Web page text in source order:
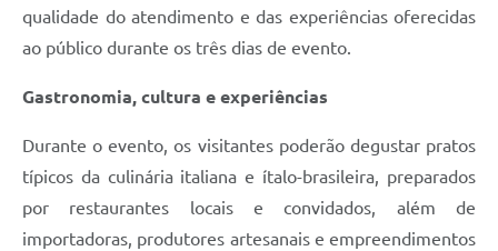
qualidade do atendimento e das experiências oferecidas
ao público durante os três dias de evento.
Gastronomia, cultura e experiências
Durante o evento, os visitantes poderão degustar pratos
típicos da culinária italiana e ítalo-brasileira, preparados
por restaurantes locais e convidados, além de
importadoras, produtores artesanais e empreendimentos